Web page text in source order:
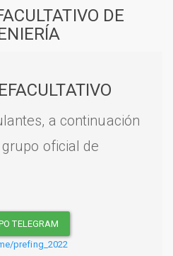
DE
a continuación
oficial de
TELEGRAM
prefing_2022